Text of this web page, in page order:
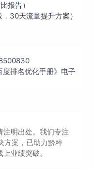
报告）
，30天流量提升方案）
度排名优化手册》电子
注明出处。我们专注
方案，已助力黔粹
业绩突破。